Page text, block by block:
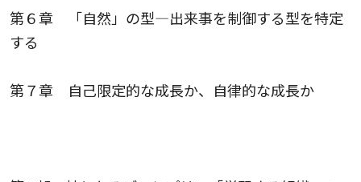
第６章 「自然」の型―出来事を制御する型を特定
する
第７章 自己限定的な成長か、自律的な成長か